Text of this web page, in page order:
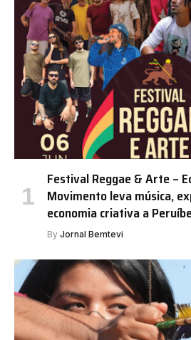
Festival Reggae & Arte –
Movimento leva música,
economia criativa a
By Jornal Bemtevi